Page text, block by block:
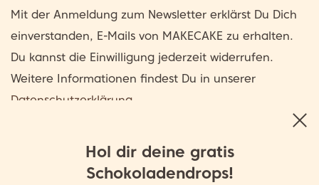
Mit der Anmeldung zum Newsletter erklärst Du Dich
einverstanden, E-Mails von MAKECAKE zu erhalten.
Du kannst die Einwilligung jederzeit widerrufen.
Weitere Informationen findest Du in unserer
Datenschutzerklärung
FOLGT UNS
Hol dir deine gratis
Schokoladendrops!